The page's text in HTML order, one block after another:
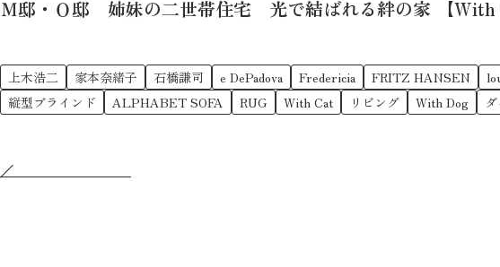
Ｍ邸・Ｏ邸 姉妹の二世帯住宅 光で結ばれる絆の家 【With
上木浩二 家本奈緒子 石橋謙司 e DePadova Fredericia FRITZ HANSEN
縦型ブラインド
ALPHABET SOFA RUG With Cat リビング With Dog